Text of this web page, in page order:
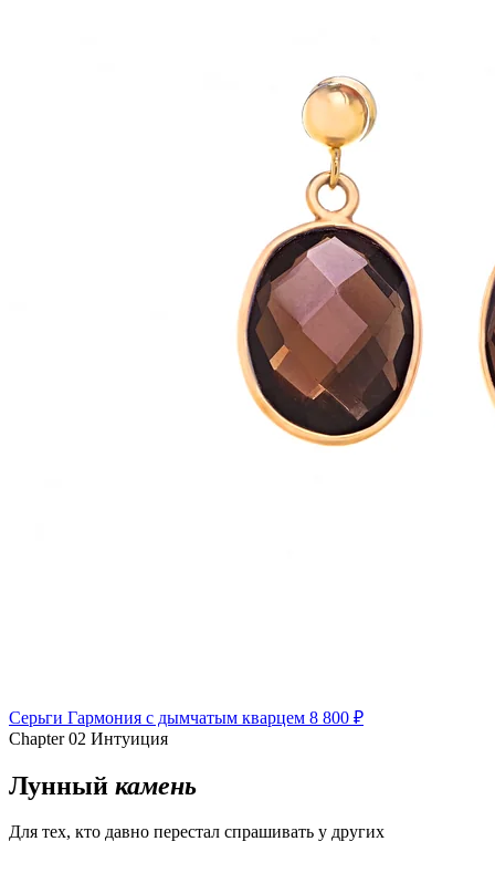
Серьги Гармония с дымчатым кварцем 8 800 ₽
Chapter 02 Интуиция
Лунный камень
Для тех, кто давно перестал спрашивать у других